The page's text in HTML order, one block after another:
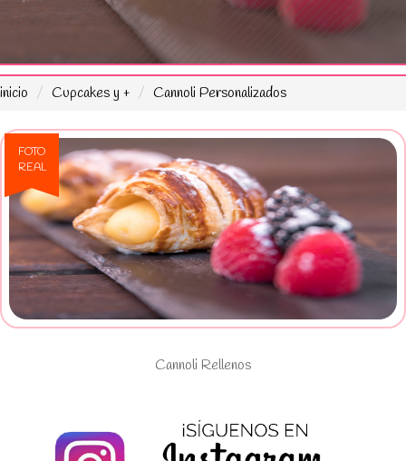
inicio Cupcakes y + Cannoli Personalizados
FOTO
REAL
Ver Cannoli Rellenos
Cannoli Rellenos